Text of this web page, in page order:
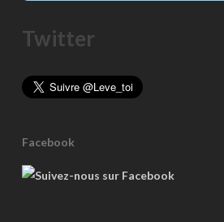
Twitter
Facebook